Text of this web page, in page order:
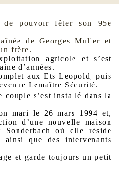
pouvoir fêter son 95è
de Georges Muller et
frère.
agricole et s’est
d’années.
aux Ets Leopold, puis
Lemaître Sécurité.
s’est installé dans la
mari le 26 mars 1994 et,
d’une nouvelle maison
où elle réside
que des intervenants
et garde toujours un petit